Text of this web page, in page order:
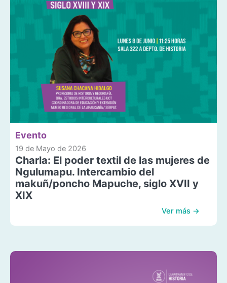
Evento
19 de Mayo de 2026
Charla: El poder textil de las mujeres de
Ngulumapu. Intercambio del
makuñ/poncho Mapuche, siglo XVII y
XIX
Ver más →